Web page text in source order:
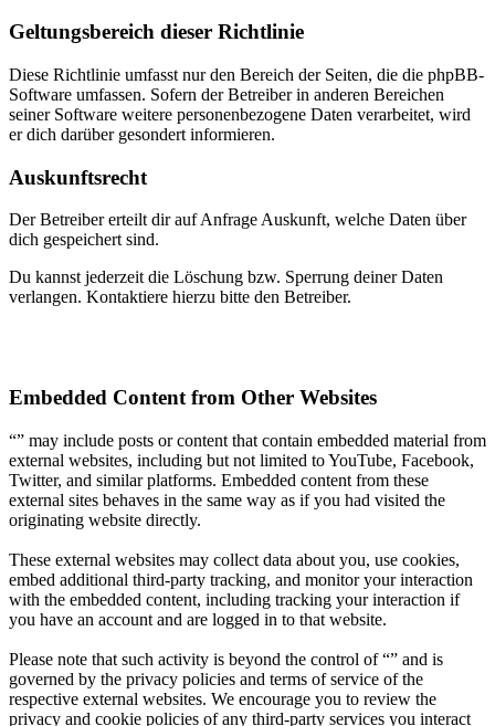
Geltungsbereich dieser Richtlinie
Diese Richtlinie umfasst nur den Bereich der Seiten, die die phpBB-
Software umfassen. Sofern der Betreiber in anderen Bereichen
seiner Software weitere personenbezogene Daten verarbeitet, wird
er dich darüber gesondert informieren.
Auskunftsrecht
Der Betreiber erteilt dir auf Anfrage Auskunft, welche Daten über
dich gespeichert sind.
Du kannst jederzeit die Löschung bzw. Sperrung deiner Daten
verlangen. Kontaktiere hierzu bitte den Betreiber.
Embedded Content from Other Websites
“” may include posts or content that contain embedded material from
external websites, including but not limited to YouTube, Facebook,
Twitter, and similar platforms. Embedded content from these
external sites behaves in the same way as if you had visited the
originating website directly.
These external websites may collect data about you, use cookies,
embed additional third-party tracking, and monitor your interaction
with the embedded content, including tracking your interaction if
you have an account and are logged in to that website.
Please note that such activity is beyond the control of “” and is
governed by the privacy policies and terms of service of the
respective external websites. We encourage you to review the
privacy and cookie policies of any third-party services you interact